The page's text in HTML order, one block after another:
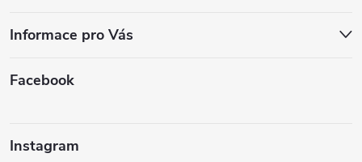
Informace pro Vás
Facebook
Instagram